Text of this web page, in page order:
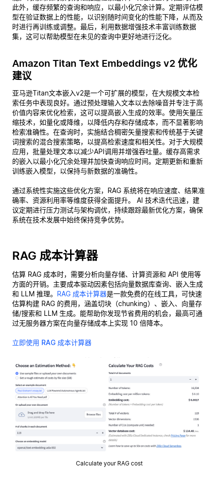
此外，缓存频繁的查询和响应，以最小化冗余计算。定期评估模
型在验证数据上的性能，以识别随时间变化的性能下降，从而及
时进行再训练或调整。最后，利用数据增强技术丰富训练数据
集，这可以帮助模型在未见的查询中更好地进行泛化。
Amazon Titan Text Embeddings v2 优化
建议
亚马逊Titan文本嵌入v2是一个可扩展的模型，在大规模文本检
索任务中表现良好。通过预处理输入文本以去除噪音并专注于高
价值内容来优化检索，这可以提高嵌入生成的效率。使用矢量压
缩技术，如量化或降维，以降低内存和存储成本，而不显著影响
检索准确性。在查询时，实施结合稠密矢量搜索和传统基于关键
词搜索的混合搜索策略，以提高检索速度和相关性。对于大规模
应用，批量处理文本以减少API调用并增强吞吐量。缓存高需求
的嵌入以最小化冗余处理并加快查询响应时间。定期更新和重新
训练嵌入模型，以保持与新数据的准确性。
通过系统性实施这些优化方案，RAG 系统将在响应速度、结果准
确率、资源利用率等维度获得全面提升。 AI 技术迭代迅速，建
议定期进行压力测试与架构调优，持续跟踪最新优化方案，确保
系统在技术发展中始终保持竞争优势。
RAG 成本计算器
估算 RAG 成本时，需要分析向量存储、计算资源和 API 使用等
方面的开销。主要成本驱动因素包括向量数据库查询、嵌入生成
和 LLM 推理。 RAG 成本计算器是一款免费的在线工具，可快速
估算构建 RAG 的费用，涵盖切块（chunking）、嵌入、向量存
储/搜索和 LLM 生成。能帮助你发现节省费用的机会，最高可通
过无服务器方案在向量存储成本上实现 10 倍降本。
立即使用 RAG 成本计算器
Calculate your RAG cost